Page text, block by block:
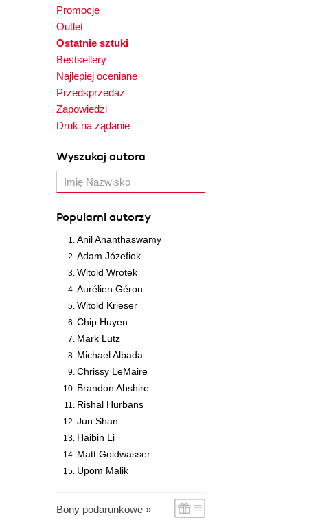
Promocje
Outlet
Ostatnie sztuki
Bestsellery
Najlepiej oceniane
Przedsprzedaż
Zapowiedzi
Druk na żądanie
Wyszukaj autora
Popularni autorzy
Anil Ananthaswamy
Adam Józefiok
Witold Wrotek
Aurélien Géron
Witold Krieser
Chip Huyen
Mark Lutz
Michael Albada
Chrissy LeMaire
Brandon Abshire
Rishal Hurbans
Jun Shan
Haibin Li
Matt Goldwasser
Upom Malik
Bony podarunkowe »